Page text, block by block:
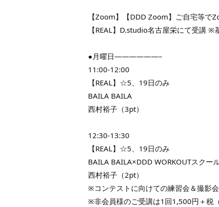
【Zoom】【DDD Zoom】ご自宅等で
【REAL】D.studio名古屋栄にて受講 ※
●月曜日——————–
11:00-12:00
【REAL】☆5、19日のみ
BAILA BAILA
西村裕子（3pt）
12:30-13:30
【REAL】☆5、19日のみ
BAILA BAILA×DDD WORKOUTスクー
西村裕子（2pt）
※コンテストに向けての練習会＆撮影会
※非会員様のご受講は1回1,500円＋税